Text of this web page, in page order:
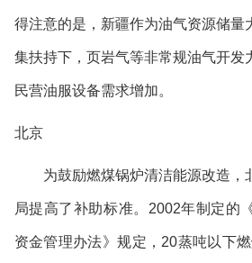
得注意的是，新疆作为油气资源储量
集扶持下，页岩气等非常规油气开发
民营油服设备需求增加。
北京
为鼓励燃煤锅炉清洁能源改造，
局提高了补助标准。 2002年制定的
资金管理办法》规定， 20蒸吨以下